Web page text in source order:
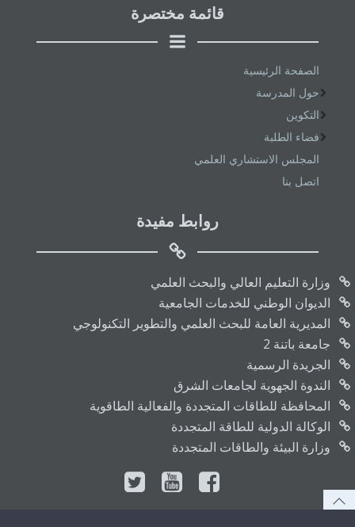
قائمة مختصرة
الصفحة الرئيسية
حول المدرسة
التكوين
فضاء الطلبة
المجلس الاستشاري العلمي
اتصل بنا
روابط مفيدة
وزارة التعليم العالي والبحث العلمي
الديوان الوطني للخدمات الجامعية
المديرية العامة للبحث العلمي والتطوير التكنولوجي
جامعة باتنة 2
الجريدة الرسمية
الندوة الجهوية لجامعات الشرق
المحافظة للطاقات المتجددة والفعالية الطاقوية
الوكالة الدولية للطاقة المتجددة
وزارة البيئة والطاقات المتجددة